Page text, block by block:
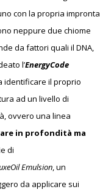
con la propria impronta
neppure due chiome
da fattori quali il DNA,
l’EnergyCode
identificare il proprio
ad un livello di
ovvero una linea
in profondità ma
di
Emulsion, un
da applicare sui